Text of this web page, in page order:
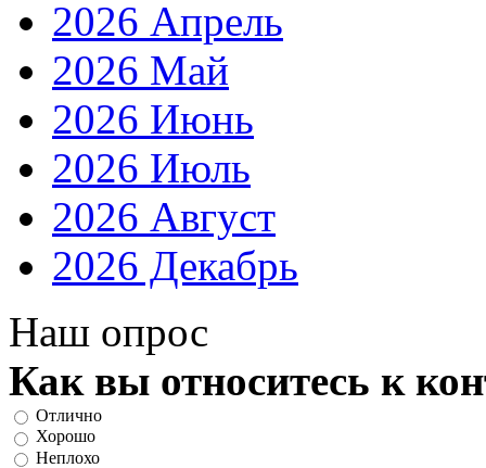
2026 Апрель
2026 Май
2026 Июнь
2026 Июль
2026 Август
2026 Декабрь
Наш опрос
Как вы относитесь к
Отлично
Хорошо
Неплохо